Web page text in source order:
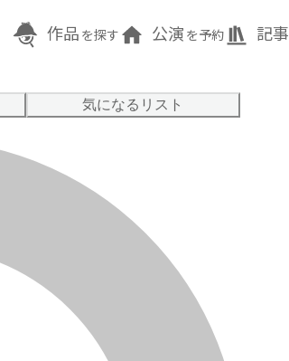
作品 を探す 公演 を予約 記事
気になるリスト